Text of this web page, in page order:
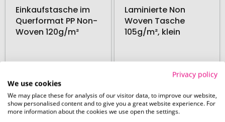
Einkaufstasche im
Querformat PP Non-
Woven 120g/m²
ab0,85 €
Laminierte Non
Woven Tasche
105g/m², klein
48H PRODUKTION # 365.20627 48H PRODUKTION
Privacy policy
We use cookies
We may place these for analysis of our visitor data, to improve our website,
show personalised content and to give you a great website experience. For
more information about the cookies we use open the settings.